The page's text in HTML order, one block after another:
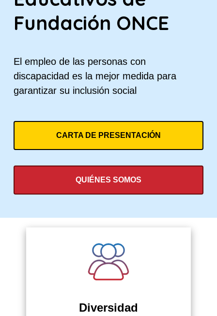
Fundación ONCE
El empleo de las personas con
discapacidad es la mejor medida para
garantizar su inclusión social
CARTA DE PRESENTACIÓN
QUIÉNES SOMOS
Diversidad